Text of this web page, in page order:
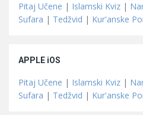
Pitaj Učene | Islamski Kviz |
Sufara | Tedžvid | Kur'anske
APPLE iOS
Pitaj Učene | Islamski Kviz |
Sufara | Tedžvid | Kur'anske